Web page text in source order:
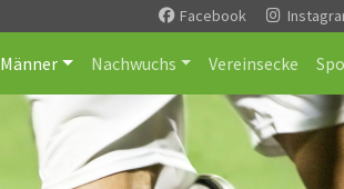
Facebook
Männer Nachwuchs Vereinsecke